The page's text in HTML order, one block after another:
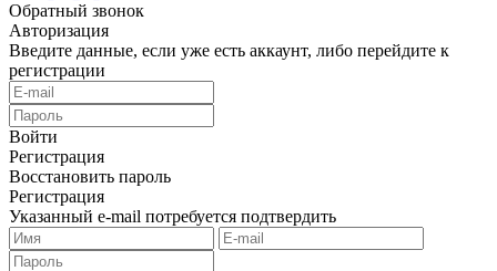
Обратный звонок
Авторизация
Введите данные, если уже есть аккаунт, либо перейдите к
регистрации
Войти
Регистрация
Восстановить пароль
Регистрация
Указанный e-mail потребуется подтвердить